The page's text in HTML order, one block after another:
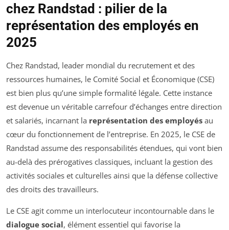
chez Randstad : pilier de la
représentation des employés en
2025
Chez Randstad, leader mondial du recrutement et des
ressources humaines, le Comité Social et Économique (CSE)
est bien plus qu’une simple formalité légale. Cette instance
est devenue un véritable carrefour d’échanges entre direction
et salariés, incarnant la représentation des employés au
cœur du fonctionnement de l’entreprise. En 2025, le CSE de
Randstad assume des responsabilités étendues, qui vont bien
au-delà des prérogatives classiques, incluant la gestion des
activités sociales et culturelles ainsi que la défense collective
des droits des travailleurs.
Le CSE agit comme un interlocuteur incontournable dans le
dialogue social, élément essentiel qui favorise la